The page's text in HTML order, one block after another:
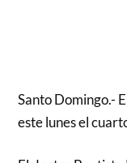
Santo Domingo.-
este lunes el